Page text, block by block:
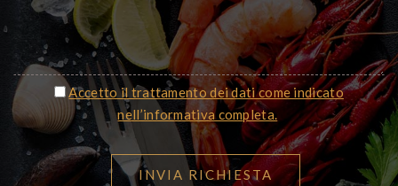
Accetto il trattamento dei dati come indicato
nell’informativa completa.
INVIA RICHIESTA